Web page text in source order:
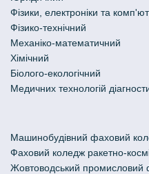
Фізики, електроніки та
Фізико-технічний
Механіко-математичний
Хімічний
Біолого-екологічний
Медичних технологій
Машинобудівний фаховий
Фаховий коледж ракетно-
Жовтоводський промисловий